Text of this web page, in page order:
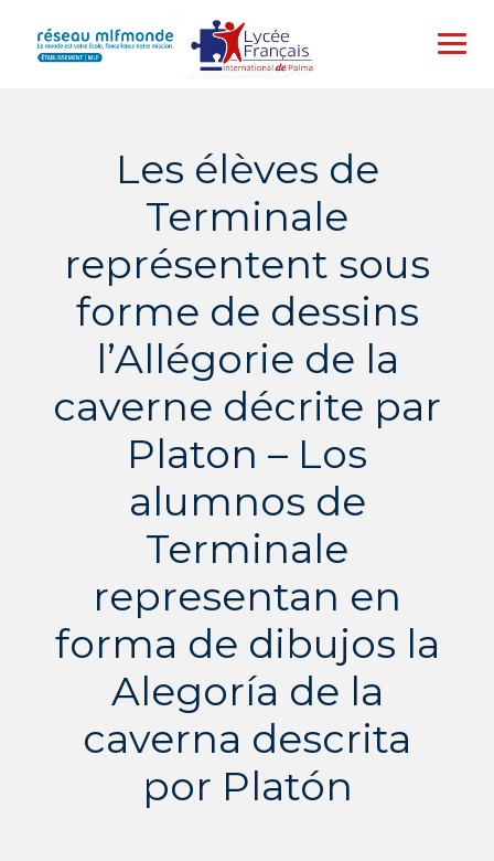
content
Les élèves de
Terminale
représentent sous
forme de dessins
l’Allégorie de la
caverne décrite par
Platon – Los
alumnos de
Terminale
representan en
forma de dibujos la
Alegoría de la
caverna descrita
por Platón